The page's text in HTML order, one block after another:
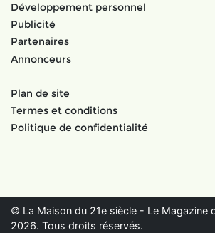
Développement personnel
Publicité
Partenaires
Annonceurs
Plan de site
Termes et conditions
Politique de confidentialité
© La Maison du 21e siècle - Le Magazine
2026. Tous droits réservés.